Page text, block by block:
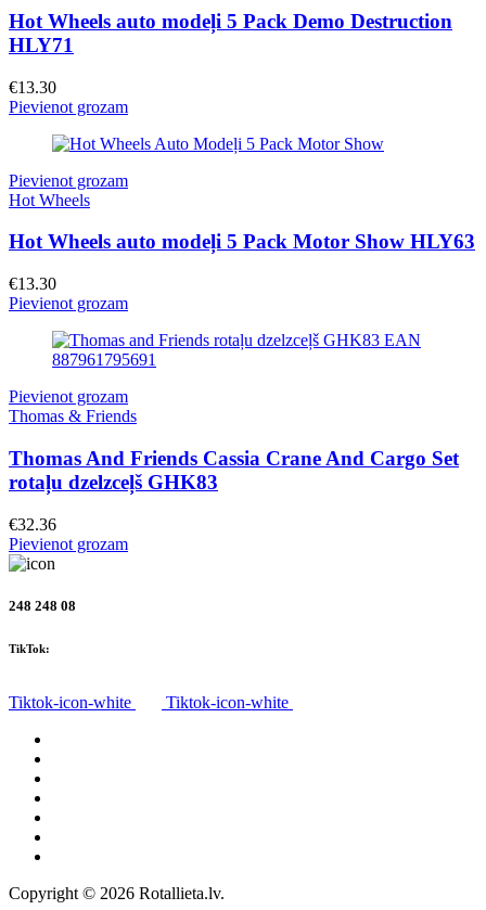
Hot Wheels auto modeļi 5 Pack Demo Destruction
HLY71
€13.30
Pievienot grozam
Pievienot grozam
Hot Wheels
Hot Wheels auto modeļi 5 Pack Motor Show HLY63
€13.30
Pievienot grozam
Pievienot grozam
Thomas & Friends
Thomas And Friends Cassia Crane And Cargo Set
rotaļu dzelzceļš GHK83
€32.36
Pievienot grozam
248 248 08
TikTok:
Tiktok-icon-white
Tiktok-icon-white
Copyright © 2026 Rotallieta.lv.